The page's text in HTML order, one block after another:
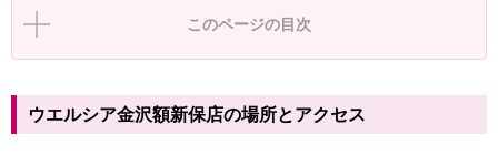
このページの目次
ウエルシア金沢額新保店の場所とアクセス